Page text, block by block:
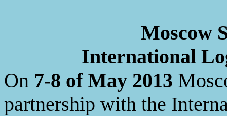
Moscow
International
On 7-8 of May 2013
partnership with the